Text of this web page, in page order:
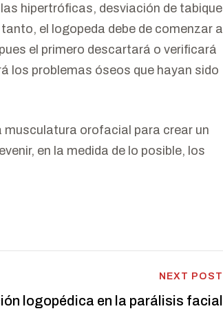
hipertróficas, desviación de tabique
el logopeda debe de comenzar a
el primero descartará o verificará
los problemas óseos que hayan sido
musculatura orofacial para crear un
en la medida de lo posible, los
NEXT POST
logopédica en la parálisis facial